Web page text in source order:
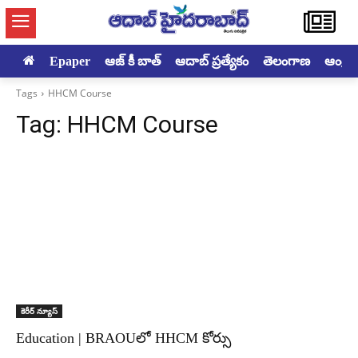
Epaper ఆజ్ కీ బాత్ ఆదాబ్ ప్రత్యేకం తెలంగాణ
Tags HHCM Course
Tag: HHCM Course
కెరీర్ న్యూస్
Education | BRAOUలో HHCM కోర్సు